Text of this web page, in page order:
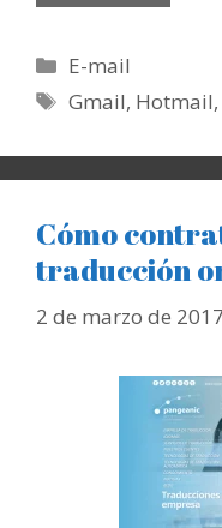
Categorías
E-mail
Etiquetas
Gmail, Hotmail
Cómo
traducción
2 de marzo de 2017